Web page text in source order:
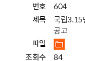
번호
604
제목
국립3.15
공고
파일
조회수
84